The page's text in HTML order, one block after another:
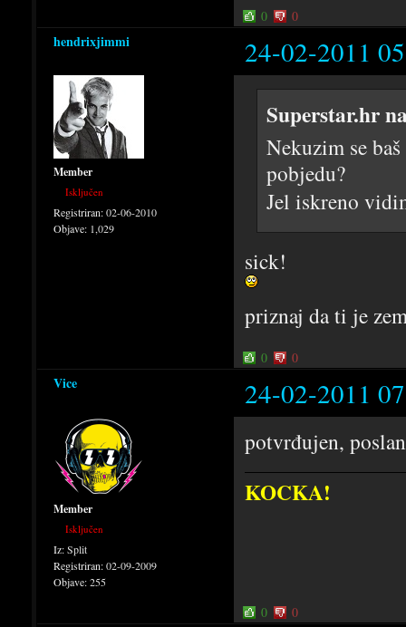
0 0
hendrixjimmi 24-02-2011
Member
Isključen
Registriran:02-06-2010
Objave: 1,029
Superstar.hr
Nekuzim se
pobjedu?
Jel iskreno
sick!
priznaj da ti je
0 0
Vice 24-02-2011
Member
Isključen
Iz:Split
Registriran:02-09-2009
Objave:255
potvrđujen,
KOCKA!
0 0